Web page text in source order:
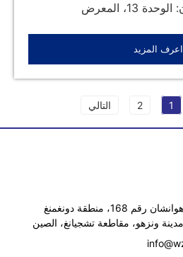
اعرف المزيد
1
2 التالي
العنوان: رقم 168 طريق هوانشان رقم 168، منطقة دونغمنغ
مدينة ونزهو، مقاطعة تشجيانغ، الصين